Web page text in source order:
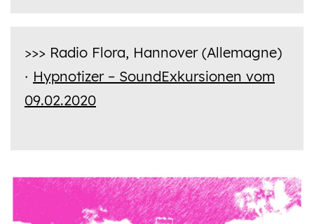
>>> Radio Flora, Hannover (Allemagne)
· Hypnotizer – SoundExkursionen vom
09.02.2020